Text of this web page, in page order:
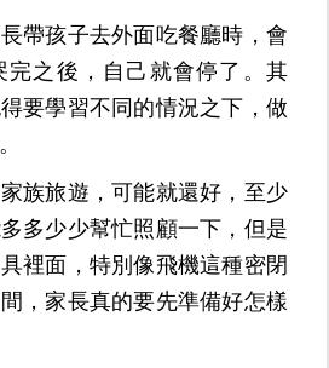
帶孩子去外面吃餐廳時，會
完之後，自己就會停了。其
要學習不同的情況之下，做
族旅遊，可能就還好，至少
多少少幫忙照顧一下，但是
裡面，特別像飛機這種密閉
，家長真的要先準備好怎樣